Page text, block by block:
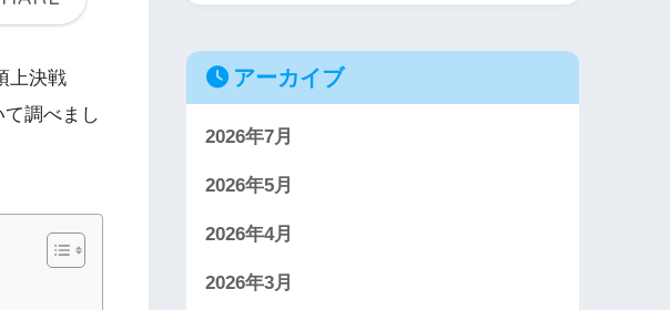
上決戦
調べまし
アーカイブ
2026年7月
2026年5月
2026年4月
2026年3月